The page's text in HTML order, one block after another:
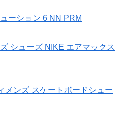
ーション 6 NN PRM
シューズ NIKE エアマックス
メンズ スケートボードシュー